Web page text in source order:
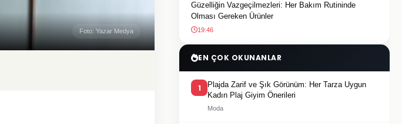
Foto: Yazar Medya
Güzelliğin Vazgeçilmezleri: Her Bakım Rutininde
Olması Gereken Ürünler
19:46
EN ÇOK OKUNANLAR
1
Plajda Zarif ve Şık Görünüm: Her Tarza Uygun
Kadın Plaj Giyim Önerileri
Moda